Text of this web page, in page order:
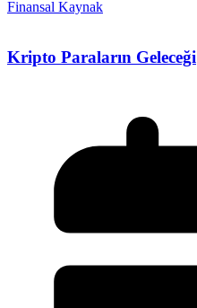
Finansal Kaynak
Kripto Paraların Geleceği